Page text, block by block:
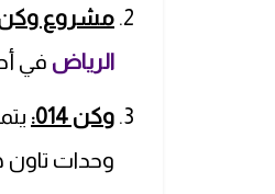
مشروع وكن
الرياض في
وكن 014:
وحدات تاون